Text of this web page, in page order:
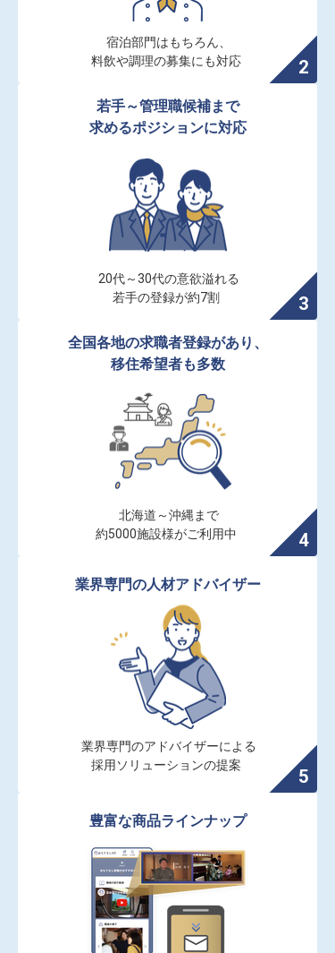
宿泊部門はもちろん、
料飲や調理の募集にも対応
若手～管理職候補まで
求めるポジションに対応
20代～30代の意欲溢れる
若手の登録が約7割
全国各地の求職者登録があり、
移住希望者も多数
北海道～沖縄まで
約5000施設様がご利用中
業界専門の人材アドバイザー
業界専門のアドバイザーによる
採用ソリューションの提案
豊富な商品ラインナップ